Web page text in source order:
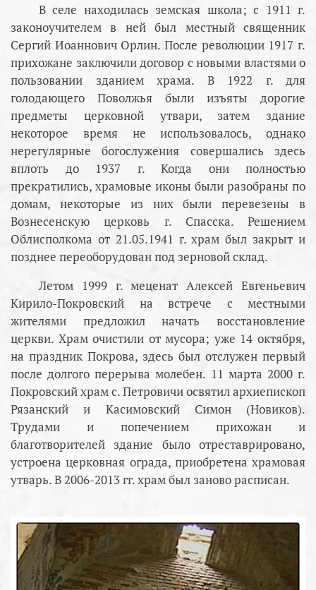
В селе находилась земская школа; с 1911 г.
законоучителем в ней был местный священник
Сергий Иоаннович Орлин. После революции 1917 г.
прихожане заключили договор с новыми властями о
пользовании зданием храма. В 1922 г. для
голодающего Поволжья были изъяты дорогие
предметы церковной утвари, затем здание
некоторое время не использовалось, однако
нерегулярные богослужения совершались здесь
вплоть до 1937 г. Когда они полностью
прекратились, храмовые иконы были разобраны по
домам, некоторые из них были перевезены в
Вознесенскую церковь г. Спасска. Решением
Облисполкома от 21.05.1941 г. храм был закрыт и
позднее переоборудован под зерновой склад.
Летом 1999 г. меценат Алексей Евгеньевич
Кирило-Покровский на встрече с местными
жителями предложил начать восстановление
церкви. Храм очистили от мусора; уже 14 октября,
на праздник Покрова, здесь был отслужен первый
после долгого перерыва молебен. 11 марта 2000 г.
Покровский храм с. Петровичи освятил архиепископ
Рязанский и Касимовский Симон (Новиков).
Трудами и попечением прихожан и
благотворителей здание было отреставрировано,
устроена церковная ограда, приобретена храмовая
утварь. В 2006-2013 гг. храм был заново расписан.